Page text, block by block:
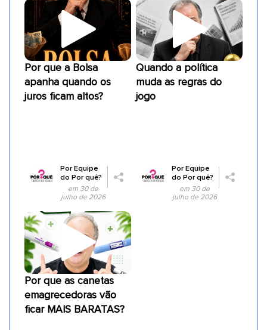
Por que a Bolsa
apanha quando os
juros ficam altos?
PorEquipe
do Por quê?
em 30 de
julho de 2026
Quando a política
muda as regras do
jogo
PorEquipe
do Por quê?
em 30 de
julho de 2026
Por que as canetas
emagrecedoras vão
ficar MAIS BARATAS?